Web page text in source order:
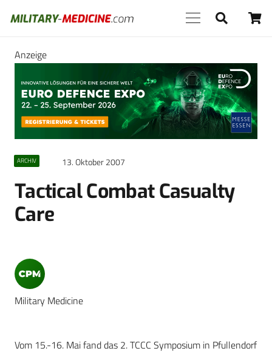
Anzeige
ARCHIV 13. Oktober 2007
Tactical Combat Casualty
Care
Military Medicine
Vom 15.-16. Mai fand das 2. TCCC Symposium in Pfullendorf